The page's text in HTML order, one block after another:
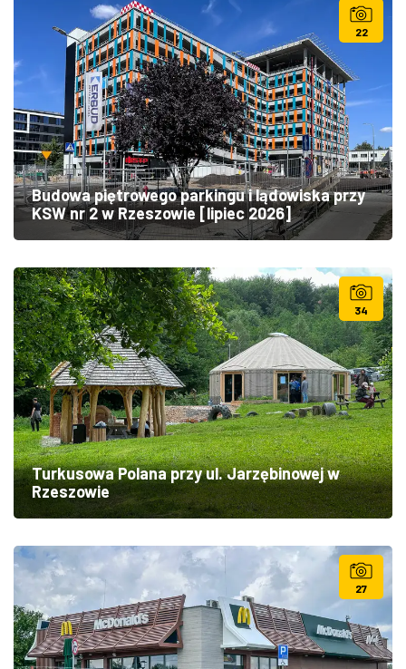
22
Budowa piętrowego parkingu i lądowiska przy
KSW nr 2 w Rzeszowie [lipiec 2026]
34
Turkusowa Polana przy ul. Jarzębinowej w
Rzeszowie
27